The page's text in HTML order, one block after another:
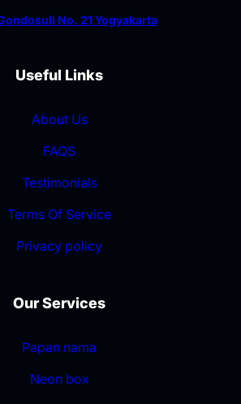
Useful Links
About Us
FAQS
Testimonials
Terms Of Service
Privacy policy
Our Services
Papan nama
Neon box
No. 21 Yogyakarta